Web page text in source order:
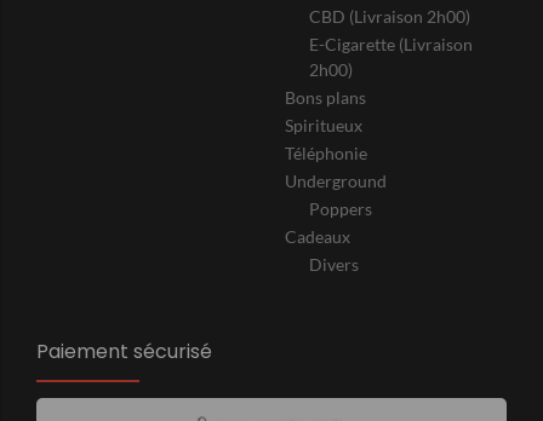
CBD (Livraison 2h00)
E-Cigarette (Livraison
2h00)
Bons plans
Spiritueux
Téléphonie
Underground
Poppers
Cadeaux
Divers
Paiement sécurisé